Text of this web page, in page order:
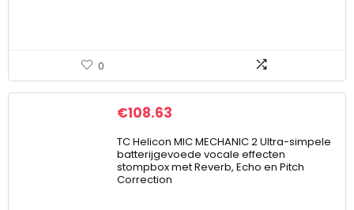
0
€108.63
TC Helicon MIC MECHANIC 2 Ultra-simpele
batterijgevoede vocale effecten
stompbox met Reverb, Echo en Pitch
Correction